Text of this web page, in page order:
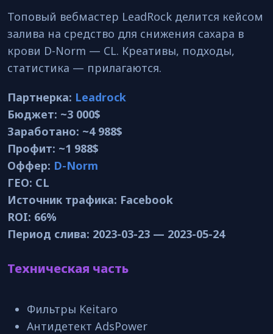
Топовый вебмастер LeadRock делится кейсом
залива на средство для снижения сахара в
крови D-Norm — CL. Креативы, подходы,
статистика — прилагаются.
Партнерка: Leadrock
Бюджет: ~3 000$
Заработано: ~4 988$
Профит: ~1 988$
Оффер: D-Norm
ГЕО: CL
Источник трафика: Facebook
ROI: 66%
Период слива: 2023-03-23 — 2023-05-24
Техническая часть
Фильтры Keitaro
Антидетект AdsPower